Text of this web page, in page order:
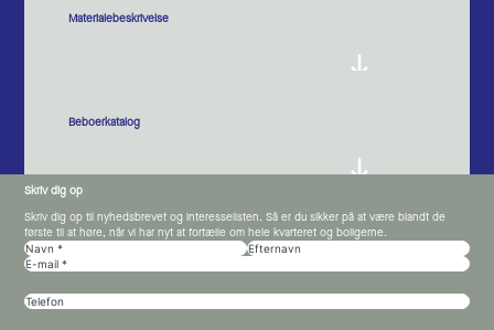
Materialebeskrivelse
Beboerkatalog
Skriv dig op
Skriv dig op til nyhedsbrevet og interesselisten. Så er du sikker på at være blandt de
første til at høre, når vi har nyt at fortælle om hele kvarteret og boligerne.